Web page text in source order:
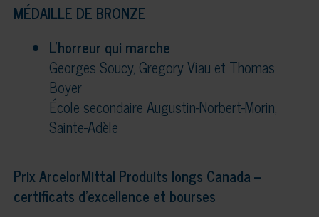
MÉDAILLE DE BRONZE
L’horreur qui marche
Georges Soucy, Gregory Viau et Thomas
Boyer
École secondaire Augustin-Norbert-Morin,
Sainte-Adèle
Prix ArcelorMittal Produits longs Canada –
certificats d’excellence et bourses